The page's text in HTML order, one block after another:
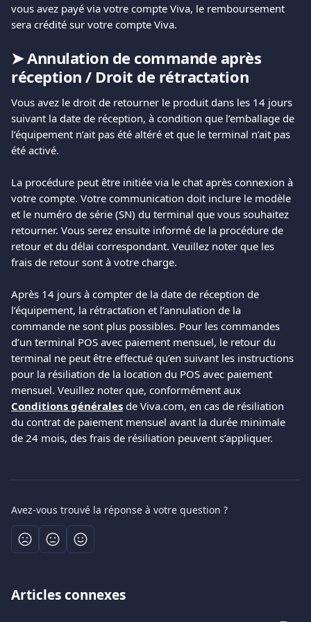
vous avez payé via votre compte Viva, le remboursement
sera crédité sur votre compte Viva.
➤ Annulation de commande après
réception / Droit de rétractation
Vous avez le droit de retourner le produit dans les 14 jours
suivant la date de réception, à condition que l’emballage de
l’équipement n’ait pas été altéré et que le terminal n’ait pas
été activé.
La procédure peut être initiée via le chat après connexion à
votre compte. Votre communication doit inclure le modèle
et le numéro de série (SN) du terminal que vous souhaitez
retourner. Vous serez ensuite informé de la procédure de
retour et du délai correspondant. Veuillez noter que les
frais de retour sont à votre charge.
Après 14 jours à compter de la date de réception de
l’équipement, la rétractation et l’annulation de la
commande ne sont plus possibles. Pour les commandes
d’un terminal POS avec paiement mensuel, le retour du
terminal ne peut être effectué qu’en suivant les instructions
pour la résiliation de la location du POS avec paiement
mensuel. Veuillez noter que, conformément aux
Conditions générales de Viva.com, en cas de résiliation
du contrat de paiement mensuel avant la durée minimale
de 24 mois, des frais de résiliation peuvent s’appliquer.
Avez-vous trouvé la réponse à votre question ?
Articles connexes